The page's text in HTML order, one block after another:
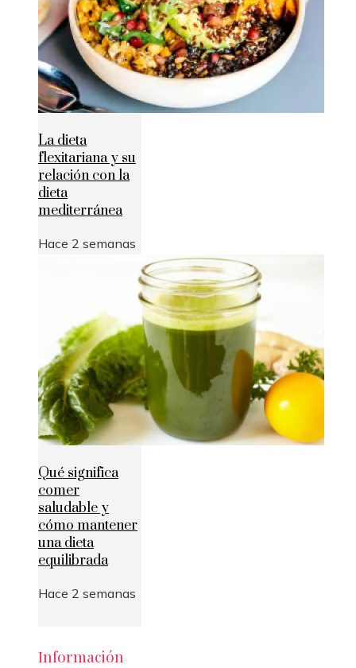
La dieta
flexitariana y su
relación con la
dieta
mediterránea
Hace 2 semanas
Qué significa
comer
saludable y
cómo mantener
una dieta
equilibrada
Hace 2 semanas
Información